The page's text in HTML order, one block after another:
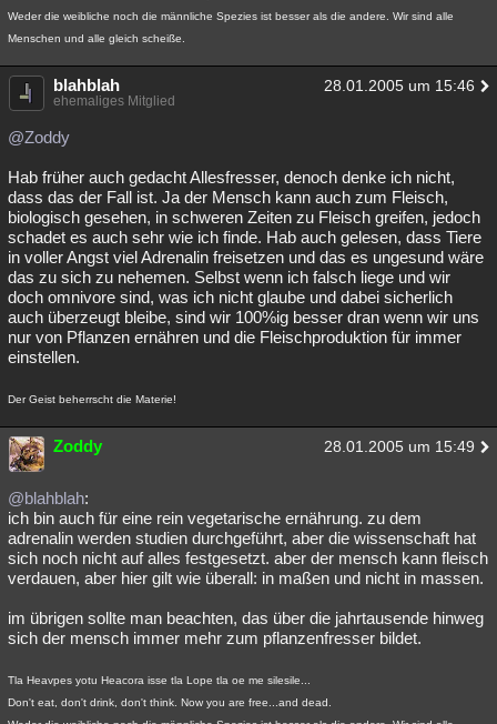
Musik Clash Verbesserungen
Übersichten
Besucht Teilgenommen Alle Neue Geschlossen
Lesenswert
Weder die weibliche noch die männliche Spezies ist besser als die andere. Wir sind alle
Menschen und alle gleich scheiße.
blahblah 28.01.2005 um 15:46
ehemaliges Mitglied
@Zoddy
Hab früher auch gedacht Allesfresser, denoch denke ich nicht,
dass das der Fall ist. Ja der Mensch kann auch zum Fleisch,
biologisch gesehen, in schweren Zeiten zu Fleisch greifen, jedoch
schadet es auch sehr wie ich finde. Hab auch gelesen, dass Tiere
in voller Angst viel Adrenalin freisetzen und das es ungesund wäre
das zu sich zu nehemen. Selbst wenn ich falsch liege und wir
doch omnivore sind, was ich nicht glaube und dabei sicherlich
auch überzeugt bleibe, sind wir 100%ig besser dran wenn wir uns
nur von Pflanzen ernähren und die Fleischproduktion für immer
einstellen.
Der Geist beherrscht die Materie!
Zoddy 28.01.2005 um 15:49
@blahblah:
ich bin auch für eine rein vegetarische ernährung. zu dem
adrenalin werden studien durchgeführt, aber die wissenschaft hat
sich noch nicht auf alles festgesetzt. aber der mensch kann fleisch
verdauen, aber hier gilt wie überall: in maßen und nicht in massen.
im übrigen sollte man beachten, das über die jahrtausende hinweg
sich der mensch immer mehr zum pflanzenfresser bildet.
Tla Heavpes yotu Heacora isse tla Lope tla oe me silesile...
Don't eat, don't drink, don't think. Now you are free...and dead.